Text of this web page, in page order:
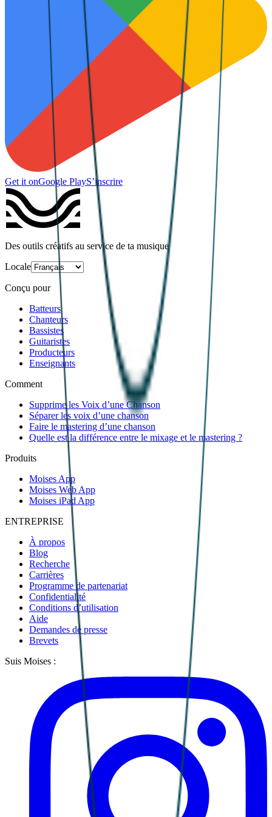
Get it onGoogle PlayS’inscrire
Des outils créatifs au service de ta musique
Locale
Conçu pour
Batteurs
Chanteurs
Bassistes
Guitaristes
Producteurs
Enseignants
Comment
Supprime les Voix d’une Chanson
Séparer les voix d’une chanson
Faire le mastering d’une chanson
Quelle est la différence entre le mixage et le mastering ?
Produits
Moises App
Moises Web App
Moises iPad App
ENTREPRISE
À propos
Blog
Recherche
Carrières
Programme de partenariat
Confidentialité
Conditions d’utilisation
Aide
Demandes de presse
Brevets
Suis Moises :